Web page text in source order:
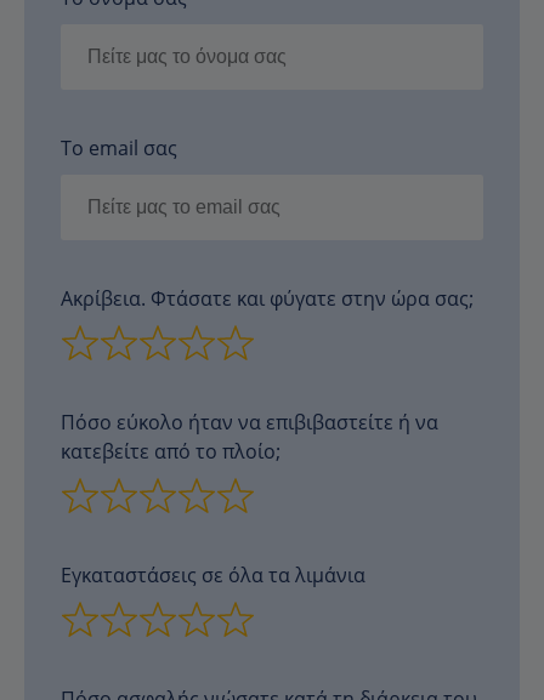
Το email σας
Ακρίβεια. Φτάσατε και φύγατε στην ώρα σας;
Πόσο εύκολο ήταν να επιβιβαστείτε ή να
κατεβείτε από το πλοίο;
Εγκαταστάσεις σε όλα τα λιμάνια